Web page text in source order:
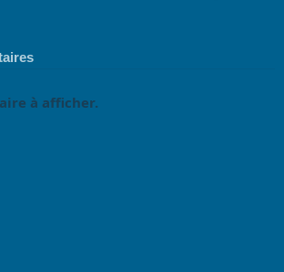
à afficher.